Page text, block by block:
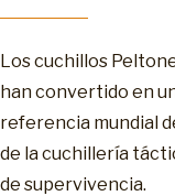
Los cuchillos
han convertido en
referencia mundial
de la cuchillería
de supervivencia.